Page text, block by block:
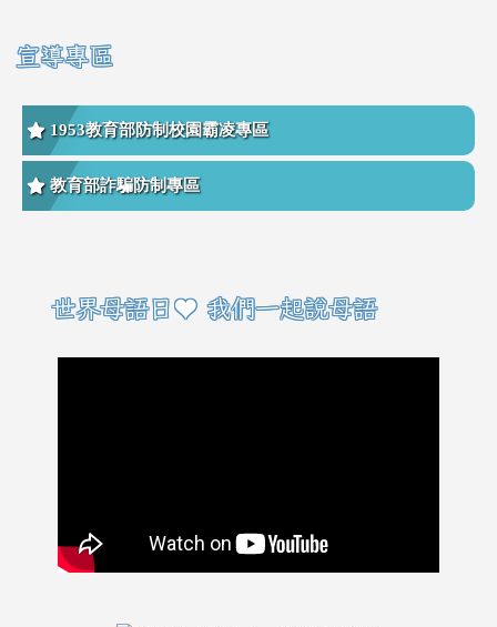
宣導專區
1953教育部防制校園霸凌專區
教育部詐騙防制專區
右邊區域內容
世界母語日♥ 我們一起說母語